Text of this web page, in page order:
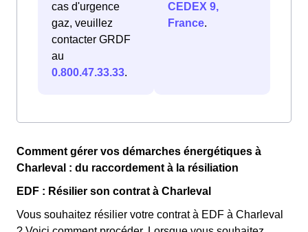
cas d'urgence
gaz, veuillez
contacter GRDF
au
0.800.47.33.33.
CEDEX 9,
France.
Comment gérer vos démarches énergétiques à
Charleval : du raccordement à la résiliation
EDF : Résilier son contrat à Charleval
Vous souhaitez résilier votre contrat à EDF à Charleval